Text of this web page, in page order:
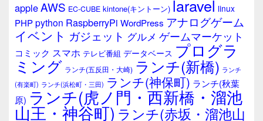
ィ
ジ
ェ
ア
appleAWS EC-CUBE kintone(キントーン) laravel linux
PHPpython RaspberryPi WordPress アナログゲーム
イベント ガジェット グルメ ゲームマーケット
コミック スマホ テレビ番組 データベース プログラ
ミング ランチ(五反田・大崎) ランチ(新橋) ランチ
(有楽町) ランチ(浜松町・三田) ランチ(神保町) ランチ(秋葉
原) ランチ(虎ノ門・西新橋・溜池
山王・神谷町) ランチ(赤坂・溜池山